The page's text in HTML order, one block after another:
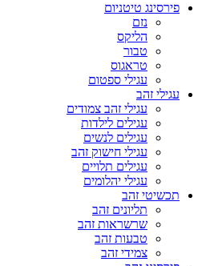
פירסינג טיטניום
נזם
הליקס
טבור
טראגוס
עגילי ספטום
עגילי זהב
עגילי זהב צמודים
עגילים לילדות
עגילים לנשים
עגילי חישוק זהב
עגילים תלויים
עגילי יהלומים
תכשיטי זהב
תליונים זהב
שרשראות זהב
טבעות זהב
צמידי זהב